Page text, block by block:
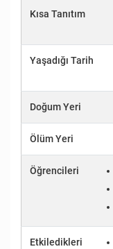
Kısa Tanıtım
Yaşadığı Tarih
Doğum Yeri
Ölüm Yeri
Öğrencileri
Etkiledikleri